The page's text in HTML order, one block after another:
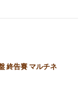
終告賽 マルチネ